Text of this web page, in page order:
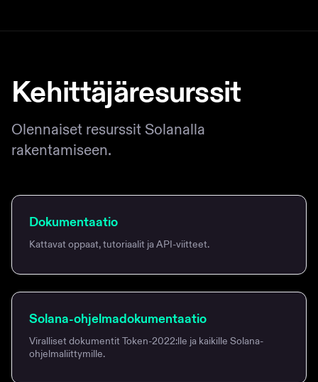
Kehittäjäresurssit
Olennaiset resurssit Solanalla
rakentamiseen.
Dokumentaatio
Kattavat oppaat, tutoriaalit ja API-viitteet.
Solana-ohjelmadokumentaatio
Viralliset dokumentit Token-2022:lle ja kaikille Solana-
ohjelmaliittymille.